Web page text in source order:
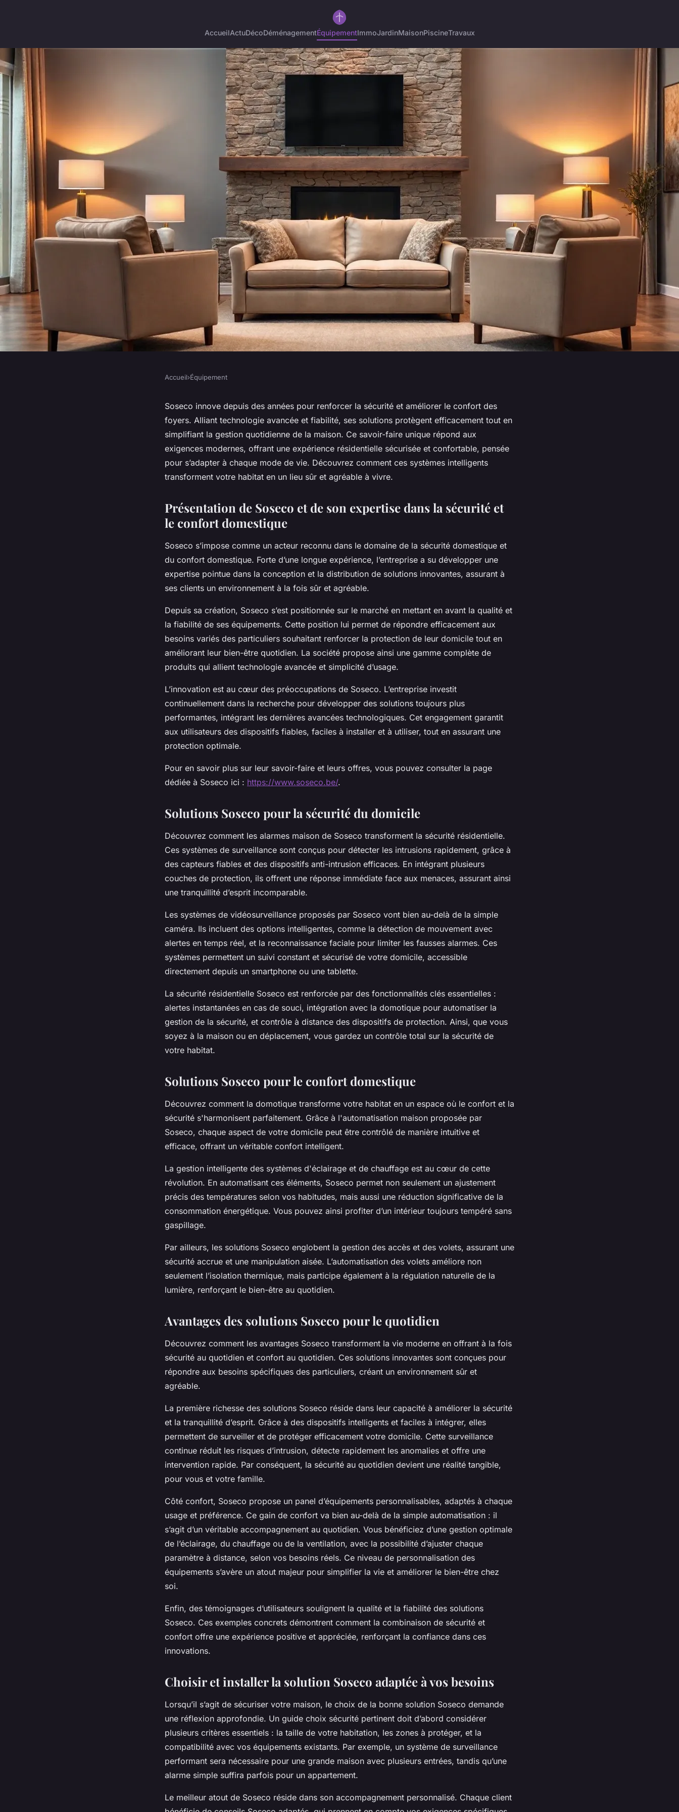
AccueilActuDécoDéménagementÉquipementImmoJardinMaisonPiscineTravaux
Découvrez les solutions soseco pour la
sécurité et le confort domestique
Accueil›Équipement
Soseco innove depuis des années pour renforcer la sécurité et améliorer le confort des
foyers. Alliant technologie avancée et fiabilité, ses solutions protègent efficacement tout en
simplifiant la gestion quotidienne de la maison. Ce savoir-faire unique répond aux
exigences modernes, offrant une expérience résidentielle sécurisée et confortable, pensée
pour s’adapter à chaque mode de vie. Découvrez comment ces systèmes intelligents
transforment votre habitat en un lieu sûr et agréable à vivre.
Présentation de Soseco et de son expertise dans la sécurité et
le confort domestique
Soseco s’impose comme un acteur reconnu dans le domaine de la sécurité domestique et
du confort domestique. Forte d’une longue expérience, l’entreprise a su développer une
expertise pointue dans la conception et la distribution de solutions innovantes, assurant à
ses clients un environnement à la fois sûr et agréable.
Depuis sa création, Soseco s’est positionnée sur le marché en mettant en avant la qualité et
la fiabilité de ses équipements. Cette position lui permet de répondre efficacement aux
besoins variés des particuliers souhaitant renforcer la protection de leur domicile tout en
améliorant leur bien-être quotidien. La société propose ainsi une gamme complète de
produits qui allient technologie avancée et simplicité d’usage.
L’innovation est au cœur des préoccupations de Soseco. L’entreprise investit
continuellement dans la recherche pour développer des solutions toujours plus
performantes, intégrant les dernières avancées technologiques. Cet engagement garantit
aux utilisateurs des dispositifs fiables, faciles à installer et à utiliser, tout en assurant une
protection optimale.
Pour en savoir plus sur leur savoir-faire et leurs offres, vous pouvez consulter la page
dédiée à Soseco ici : https://www.soseco.be/.
Solutions Soseco pour la sécurité du domicile
Découvrez comment les alarmes maison de Soseco transforment la sécurité résidentielle.
Ces systèmes de surveillance sont conçus pour détecter les intrusions rapidement, grâce à
des capteurs fiables et des dispositifs anti-intrusion efficaces. En intégrant plusieurs
couches de protection, ils offrent une réponse immédiate face aux menaces, assurant ainsi
une tranquillité d’esprit incomparable.
Les systèmes de vidéosurveillance proposés par Soseco vont bien au-delà de la simple
caméra. Ils incluent des options intelligentes, comme la détection de mouvement avec
alertes en temps réel, et la reconnaissance faciale pour limiter les fausses alarmes. Ces
systèmes permettent un suivi constant et sécurisé de votre domicile, accessible
directement depuis un smartphone ou une tablette.
La sécurité résidentielle Soseco est renforcée par des fonctionnalités clés essentielles :
alertes instantanées en cas de souci, intégration avec la domotique pour automatiser la
gestion de la sécurité, et contrôle à distance des dispositifs de protection. Ainsi, que vous
soyez à la maison ou en déplacement, vous gardez un contrôle total sur la sécurité de
votre habitat.
Solutions Soseco pour le confort domestique
Découvrez comment la domotique transforme votre habitat en un espace où le confort et la
sécurité s'harmonisent parfaitement. Grâce à l'automatisation maison proposée par
Soseco, chaque aspect de votre domicile peut être contrôlé de manière intuitive et
efficace, offrant un véritable confort intelligent.
La gestion intelligente des systèmes d'éclairage et de chauffage est au cœur de cette
révolution. En automatisant ces éléments, Soseco permet non seulement un ajustement
précis des températures selon vos habitudes, mais aussi une réduction significative de la
consommation énergétique. Vous pouvez ainsi profiter d’un intérieur toujours tempéré sans
gaspillage.
Par ailleurs, les solutions Soseco englobent la gestion des accès et des volets, assurant une
sécurité accrue et une manipulation aisée. L’automatisation des volets améliore non
seulement l’isolation thermique, mais participe également à la régulation naturelle de la
lumière, renforçant le bien-être au quotidien.
Avantages des solutions Soseco pour le quotidien
Découvrez comment les avantages Soseco transforment la vie moderne en offrant à la fois
sécurité au quotidien et confort au quotidien. Ces solutions innovantes sont conçues pour
répondre aux besoins spécifiques des particuliers, créant un environnement sûr et
agréable.
La première richesse des solutions Soseco réside dans leur capacité à améliorer la sécurité
et la tranquillité d’esprit. Grâce à des dispositifs intelligents et faciles à intégrer, elles
permettent de surveiller et de protéger efficacement votre domicile. Cette surveillance
continue réduit les risques d’intrusion, détecte rapidement les anomalies et offre une
intervention rapide. Par conséquent, la sécurité au quotidien devient une réalité tangible,
pour vous et votre famille.
Côté confort, Soseco propose un panel d’équipements personnalisables, adaptés à chaque
usage et préférence. Ce gain de confort va bien au-delà de la simple automatisation : il
s’agit d’un véritable accompagnement au quotidien. Vous bénéficiez d’une gestion optimale
de l’éclairage, du chauffage ou de la ventilation, avec la possibilité d’ajuster chaque
paramètre à distance, selon vos besoins réels. Ce niveau de personnalisation des
équipements s’avère un atout majeur pour simplifier la vie et améliorer le bien-être chez
soi.
Enfin, des témoignages d’utilisateurs soulignent la qualité et la fiabilité des solutions
Soseco. Ces exemples concrets démontrent comment la combinaison de sécurité et
confort offre une expérience positive et appréciée, renforçant la confiance dans ces
innovations.
Choisir et installer la solution Soseco adaptée à vos besoins
Lorsqu’il s’agit de sécuriser votre maison, le choix de la bonne solution Soseco demande
une réflexion approfondie. Un guide choix sécurité pertinent doit d’abord considérer
plusieurs critères essentiels : la taille de votre habitation, les zones à protéger, et la
compatibilité avec vos équipements existants. Par exemple, un système de surveillance
performant sera nécessaire pour une grande maison avec plusieurs entrées, tandis qu’une
alarme simple suffira parfois pour un appartement.
Le meilleur atout de Soseco réside dans son accompagnement personnalisé. Chaque client